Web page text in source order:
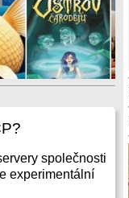
společnosti
experimentální